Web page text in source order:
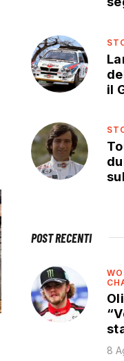
il
POST RECENTI
8